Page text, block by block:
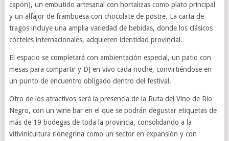
capón), un embutido artesanal con hortalizas como plato principal
y un alfajor de frambuesa con chocolate de postre. La carta de
tragos incluye una amplia variedad de bebidas, donde los clásicos
cócteles internacionales, adquieren identidad provincial.
El espacio se completará con ambientación especial, un patio con
mesas para compartir y DJ en vivo cada noche, convirtiéndose en
un punto de encuentro obligado dentro del festival.
Otro de los atractivos será la presencia de la Ruta del Vino de Río
Negro, con un wine bar en el que se podrán degustar etiquetas de
más de 19 bodegas de toda la provincia, consolidando a la
vitivinicultura rionegrina como un sector en expansión y con